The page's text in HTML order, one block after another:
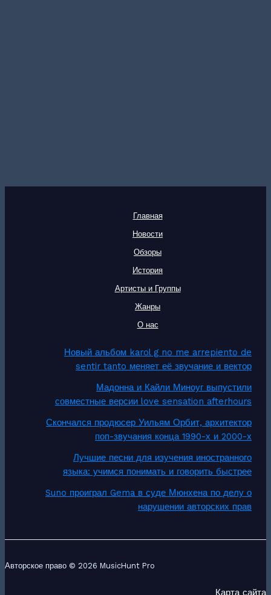
Главная
Новости
Обзоры
История
Артисты и Группы
Жанры
О нас
Новый альбом karol g no me arrepiento de
sentir tanto меняет её звучание и вектор
Мадонна и Кайли Миноуг выпустили
совместные версии love sensation afterhours
Скончался продюсер Уильям Орбит, архитектор
поп-звучания конца 1990-х и 2000-х
Лучшие песни для изучения иностранного
языка: учимся понимать и говорить быстрее
Suno проиграл Gema в суде Мюнхена по делу о
нарушении авторских прав
Авторское право © 2026 MusicHunt Pro
Карта сайта